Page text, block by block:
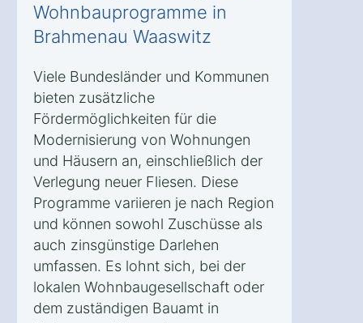
Wohnbauprogramme in
Brahmenau Waaswitz
Viele Bundesländer und Kommunen
bieten zusätzliche
Fördermöglichkeiten für die
Modernisierung von Wohnungen
und Häusern an, einschließlich der
Verlegung neuer Fliesen. Diese
Programme variieren je nach Region
und können sowohl Zuschüsse als
auch zinsgünstige Darlehen
umfassen. Es lohnt sich, bei der
lokalen Wohnbaugesellschaft oder
dem zuständigen Bauamt in